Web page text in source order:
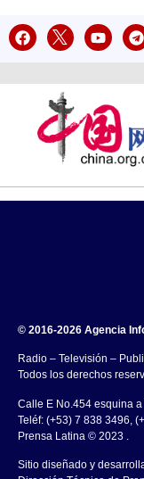
© 2016-2026 Agencia
Radio – Televisión –
Todos los derechos
Calle E No.454 esquina
Teléf: (+53) 7 838 3496,
Prensa Latina © 2023 .
Sitio diseñado y